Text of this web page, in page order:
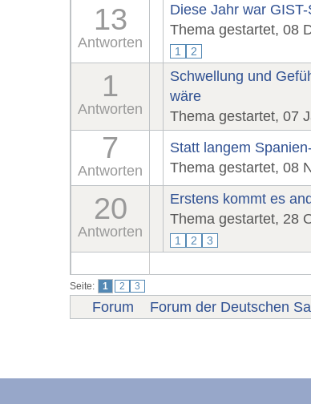
13
Antworten
Diese Jahr war
Thema gestartet, 08
1 2
1
Antworten
Schwellung und
wäre
Thema gestartet, 07
7
Antworten
Statt langem
Thema gestartet, 08
20
Antworten
Erstens kommt es
Thema gestartet, 28
1 2 3
Seite: 1 2 3
Forum Forum der Deutschen